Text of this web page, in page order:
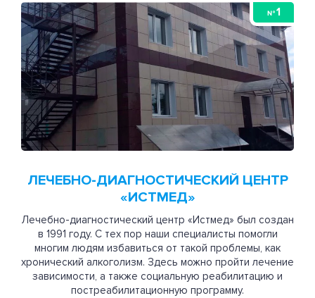
№ 1
ЛЕЧЕБНО-ДИАГНОСТИЧЕСКИЙ ЦЕНТР
«ИСТМЕД»
Лечебно-диагностический центр «Истмед» был создан
в 1991 году. С тех пор наши специалисты помогли
многим людям избавиться от такой проблемы, как
хронический алкоголизм. Здесь можно пройти лечение
зависимости, а также социальную реабилитацию и
постреабилитационную программу.